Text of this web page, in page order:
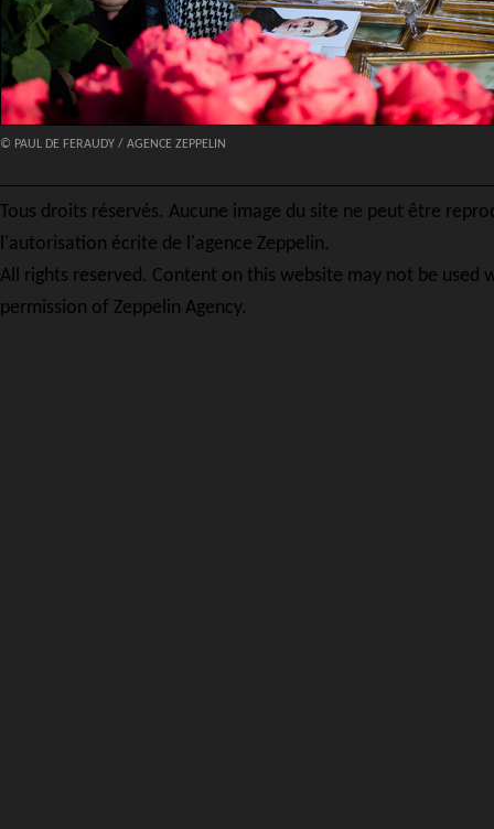
© PAUL DE FERAUDY / AGENCE ZEPPELIN
Tous droits réservés. Aucune image du site ne peut être
l'autorisation écrite de l'agence Zeppelin.
All rights reserved. Content on this website may not be used
permission of Zeppelin Agency.